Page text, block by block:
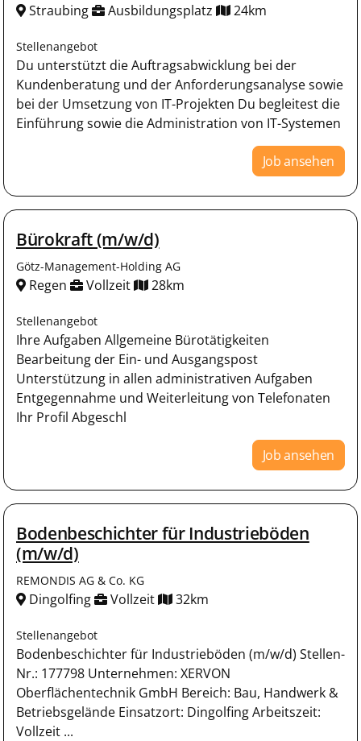
Straubing Ausbildungsplatz 24km
Stellenangebot
Du unterstützt die Auftragsabwicklung bei der
Kundenberatung und der Anforderungsanalyse sowie
bei der Umsetzung von IT-Projekten Du begleitest die
Einführung sowie die Administration von IT-Systemen
Job ansehen
Bürokraft (m/w/d)
Götz-Management-Holding AG
Regen Vollzeit 28km
Stellenangebot
Ihre Aufgaben Allgemeine Bürotätigkeiten
Bearbeitung der Ein- und Ausgangspost
Unterstützung in allen administrativen Aufgaben
Entgegennahme und Weiterleitung von Telefonaten
Ihr Profil Abgeschl
Job ansehen
Bodenbeschichter für Industrieböden
(m/w/d)
REMONDIS AG & Co. KG
Dingolfing Vollzeit 32km
Stellenangebot
Bodenbeschichter für Industrieböden (m/w/d) Stellen-
Nr.: 177798 Unternehmen: XERVON
Oberflächentechnik GmbH Bereich: Bau, Handwerk &
Betriebsgelände Einsatzort: Dingolfing Arbeitszeit:
Vollzeit ...